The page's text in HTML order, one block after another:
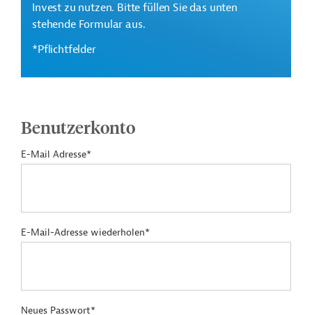
Invest zu nutzen. Bitte füllen Sie das unten
stehende Formular aus.
*Pflichtfelder
Benutzerkonto
E-Mail Adresse*
E-Mail-Adresse wiederholen*
Neues Passwort*